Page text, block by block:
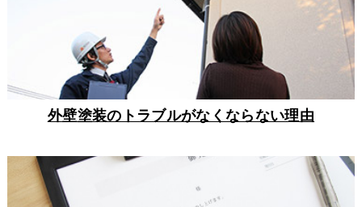
外壁塗装のトラブルがなくならない理由